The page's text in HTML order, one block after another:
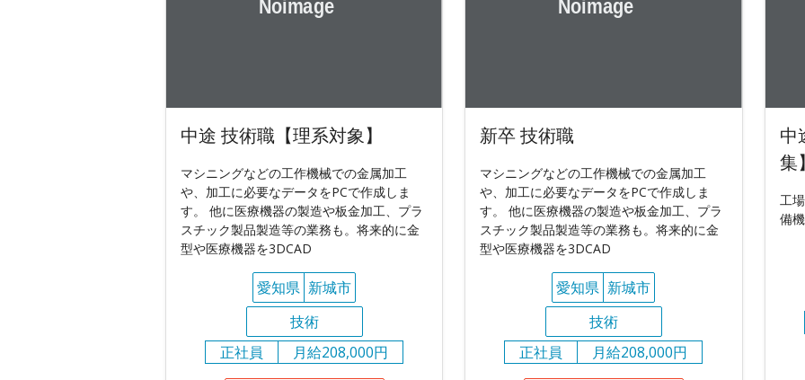
中途 技術職【理系対象】
マシニングなどの工作機械での金属加工
や、加工に必要なデータをPCで作成しま
す。 他に医療機器の製造や板金加工、プラ
スチック製品製造等の業務も。将来的に金
型や医療機器を3DCAD
愛知県 新城市
技術
正社員
月給208,000円
新卒 技術職
マシニングなどの工作機械での金属加工
や、加工に必要なデータをPCで作成しま
す。 他に医療機器の製造や板金加工、プラ
スチック製品製造等の業務も。将来的に金
型や医療機器を3DCAD
愛知県 新城市
技術
正社員
月給208,000円
中
集】
工
備